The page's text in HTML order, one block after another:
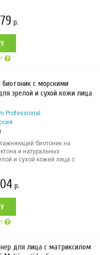
р.
с морскими
зрелой и сухой кожи лица
Professional
биотоник на
и натуральных
и сухой кожей лица с
р.
для лица с матриксилом